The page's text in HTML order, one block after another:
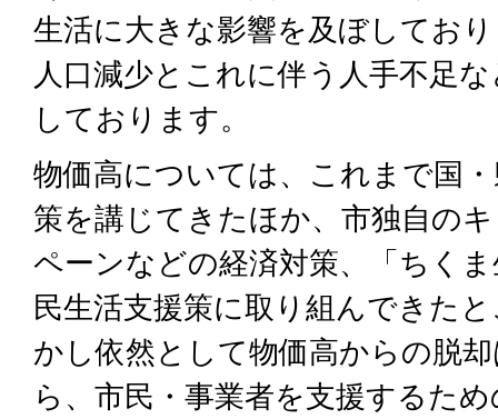
生活に大きな影響を及ぼしてお
人口減少とこれに伴う人手不足
しております。
物価高については、これまで国
策を講じてきたほか、市独自の
ペーンなどの経済対策、「ちく
民生活支援策に取り組んできた
かし依然として物価高からの脱
ら、市民・事業者を支援するた